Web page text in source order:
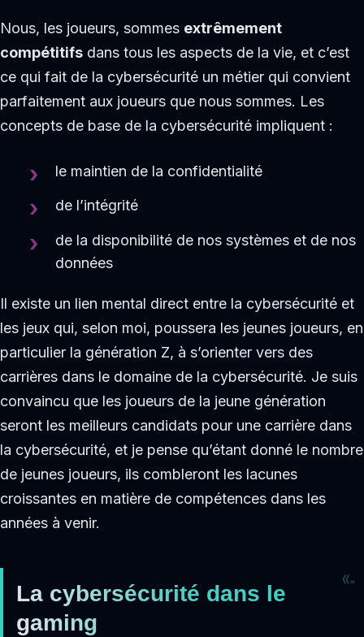
Nous, les joueurs, sommes extrêmement
compétitifs dans tous les aspects de la vie, et c’est
ce qui fait de la cybersécurité un métier qui convient
parfaitement aux joueurs que nous sommes. Les
concepts de base de la cybersécurité impliquent :
le maintien de la confidentialité
de l’intégrité
de la disponibilité de nos systèmes et de nos
données
Il existe un lien mental direct entre la cybersécurité et
les jeux qui, selon moi, poussera les jeunes joueurs, en
particulier la génération Z, à s’orienter vers des
carrières dans le domaine de la cybersécurité. Je suis
convaincu que les joueurs de la jeune génération
seront les meilleurs candidats pour une carrière dans
la cybersécurité, et je pense qu’étant donné le nombre
de jeunes joueurs, ils combleront les lacunes
croissantes en matière de compétences dans les
années à venir.
La cybersécurité dans le
gaming